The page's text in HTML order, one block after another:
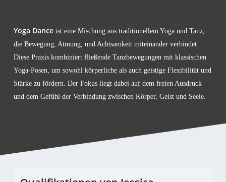
Yoga Danceist eine Mischung aus traditionellem Yoga und Tanz,
die Bewegung, Atmung, und Achtsamkeit miteinander verbindet.
Diese Praxis kombiniert fließende Tanzbewegungen mit klassischen
Yoga-Posen, um sowohl körperliche als auch geistige Flexibilität und
Stärke zu fördern. Der Fokus liegt dabei auf dem freien Ausdruck
und dem Gefühl der Verbindung zwischen Körper, Geist und Seele.